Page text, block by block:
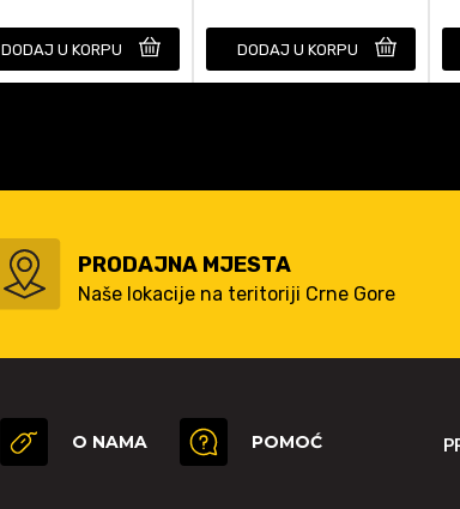
DODAJ U KORPU DODAJ U KORPU
PRODAJNA MJESTA
Naše lokacije na teritoriji Crne Gore
O NAMA POMOĆ